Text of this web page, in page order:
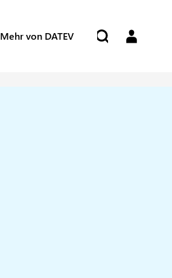
Mehr von DATEV